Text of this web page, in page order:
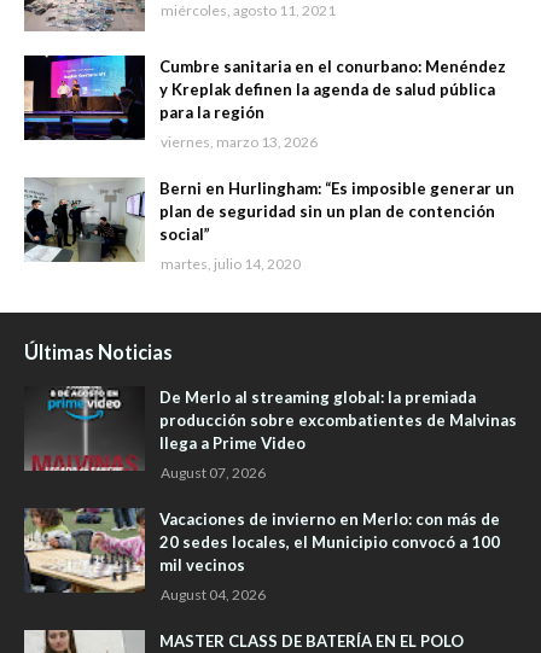
miércoles, agosto 11, 2021
Cumbre sanitaria en el conurbano: Menéndez
y Kreplak definen la agenda de salud pública
para la región
viernes, marzo 13, 2026
Berni en Hurlingham: “Es imposible generar un
plan de seguridad sin un plan de contención
social”
martes, julio 14, 2020
Últimas Noticias
De Merlo al streaming global: la premiada
producción sobre excombatientes de Malvinas
llega a Prime Video
August 07, 2026
Vacaciones de invierno en Merlo: con más de
20 sedes locales, el Municipio convocó a 100
mil vecinos
August 04, 2026
MASTER CLASS DE BATERÍA EN EL POLO